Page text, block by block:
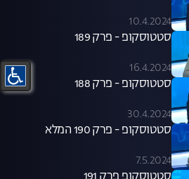
10.4.2024
סטטוסקופ - פרק 189
16.4.2024
סטטוסקופ - פרק 188
30.4.2024
סטטוסקופ - פרק 190 המלא
7.5.2024